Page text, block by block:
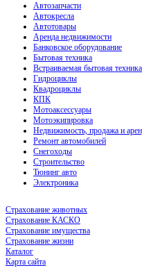
Автозапчасти
Автокресла
Автотовары
Аренда недвижимости
Банковское оборудование
Бытовая техника
Встраиваемая бытовая техника
Гидроциклы
Квадроциклы
КПК
Мотоаксессуары
Мотоэкипировка
Недвижимость, продажа и
Ремонт автомобилей
Снегоходы
Строительство
Тюнинг авто
Электроника
Страхование животных
Страхование КАСКО
Страхование имущества
Страхование жизни
Каталог
Карта сайта